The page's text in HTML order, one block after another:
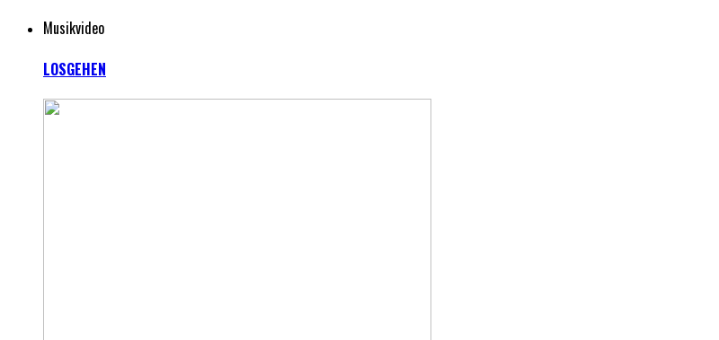
Musikvideo
LOSGEHEN